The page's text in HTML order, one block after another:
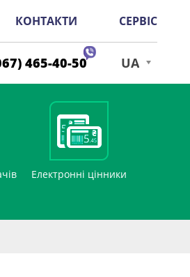
КОНТАКТИ СЕРВІС
465-40-50 UA
Електронні цінники